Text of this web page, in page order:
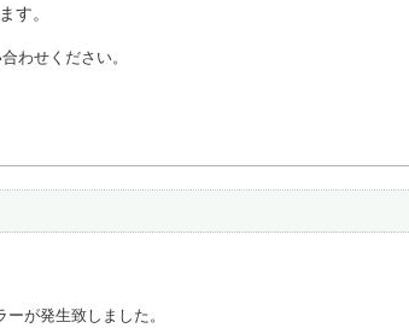
す。
わせください。
が発生致しました。